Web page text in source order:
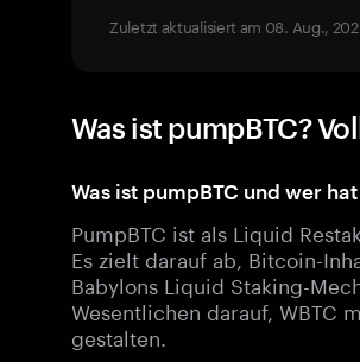
Zuletzt aktualisiert am 08. Aug.,
Was ist pumpBTC?
Was ist pumpBTC und wer
PumpBTC ist als Liquid
Es zielt darauf ab, Bitcoin-
Babylons Liquid Staking-
Wesentlichen darauf, WBTC
gestalten.